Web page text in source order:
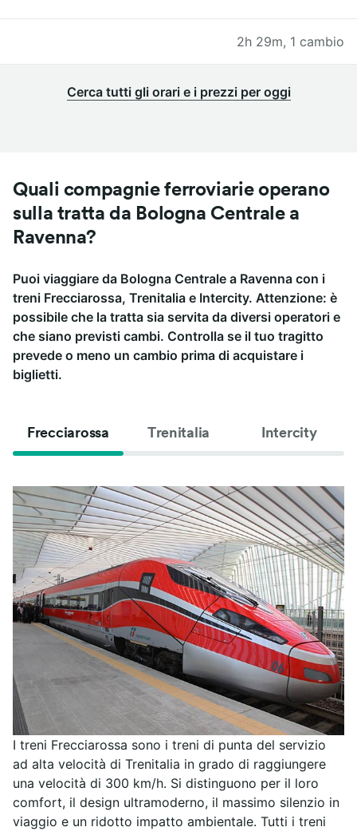
2h 29m, 1 cambio
Cerca tutti gli orari e i prezzi per oggi
Quali compagnie ferroviarie operano
sulla tratta da Bologna Centrale a
Ravenna?
Puoi viaggiare da Bologna Centrale a Ravenna con i
treni Frecciarossa, Trenitalia e Intercity. Attenzione: è
possibile che la tratta sia servita da diversi operatori e
che siano previsti cambi. Controlla se il tuo tragitto
prevede o meno un cambio prima di acquistare i
biglietti.
Frecciarossa Trenitalia Intercity
I treni Frecciarossa sono i treni di punta del servizio
ad alta velocità di Trenitalia in grado di raggiungere
una velocità di 300 km/h. Si distinguono per il loro
comfort, il design ultramoderno, il massimo silenzio in
viaggio e un ridotto impatto ambientale. Tutti i treni